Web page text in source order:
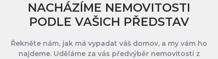
NACHÁZÍME NEMOVITOSTI
PODLE VAŠICH PŘEDSTAV
Řekněte nám, jak má vypadat váš domov, a my vám ho
najdeme. Uděláme za vás předvýběr nemovitostí z